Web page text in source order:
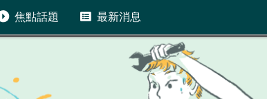
焦點話題 最新消息